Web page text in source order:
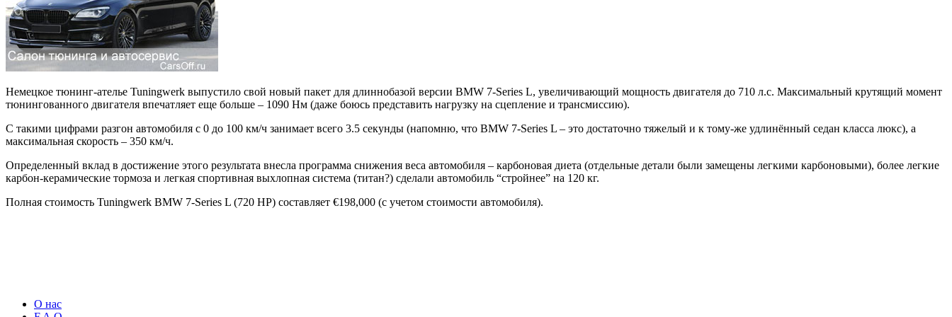
Немецкое тюнинг-ателье Tuningwerk выпустило свой новый пакет для длиннобазой версии BMW 7-Series L, увеличивающий мощность двигателя до 710 л.с. Максимальный крутящий момент
тюнингованного двигателя впечатляет еще больше – 1090 Нм (даже боюсь представить нагрузку на сцепление и трансмиссию).
С такими цифрами разгон автомобиля с 0 до 100 км/ч занимает всего 3.5 секунды (напомню, что BMW 7-Series L – это достаточно тяжелый и к тому-же удлинённый седан класса люкс), а
максимальная скорость – 350 км/ч.
Определенный вклад в достижение этого результата внесла программа снижения веса автомобиля – карбоновая диета (отдельные детали были замещены легкими карбоновыми), более легкие
карбон-керамические тормоза и легкая спортивная выхлопная система (титан?) сделали автомобиль “стройнее” на 120 кг.
Полная стоимость Tuningwerk BMW 7-Series L (720 НР) составляет €198,000 (с учетом стоимости автомобиля).
О нас